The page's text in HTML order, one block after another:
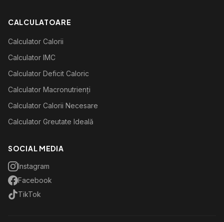
CALCULATOARE
Calculator Calorii
Calculator IMC
Calculator Deficit Caloric
Calculator Macronutrienți
Calculator Calorii Necesare
Calculator Greutate Ideală
SOCIAL MEDIA
Instagram
Facebook
TikTok